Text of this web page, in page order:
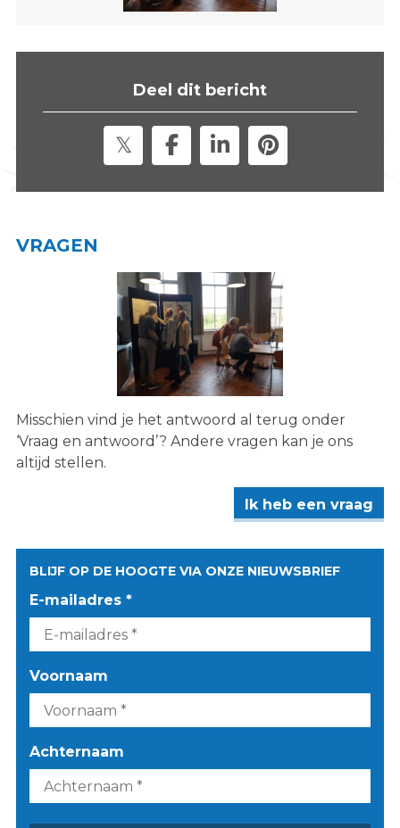
t
Deel dit bericht
VRAGEN
Misschien vind je het antwoord al terug onder
‘Vraag en antwoord’? Andere vragen kan je ons
altijd stellen.
Ik heb een vraag
BLIJF OP DE HOOGTE VIA ONZE NIEUWSBRIEF
E-mailadres *
Voornaam
Achternaam